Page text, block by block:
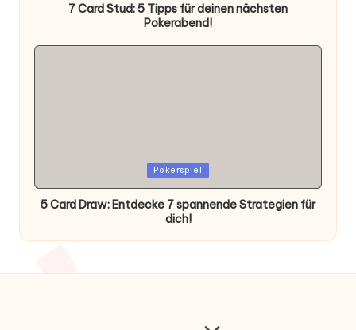
7 Card Stud: 5 Tipps für deinen nächsten
Pokerabend!
in
Pokerspiel
5 Card Draw: Entdecke 7 spannende Strategien für
dich!